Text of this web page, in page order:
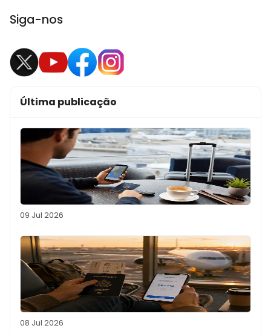
Siga-nos
Última publicação
09 Jul 2026
08 Jul 2026